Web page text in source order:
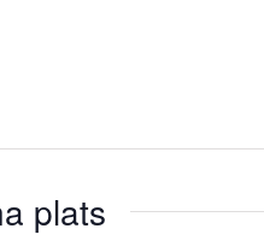
plats